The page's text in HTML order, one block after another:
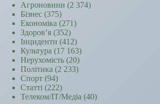
Агроновини (2 374)
Бізнес (375)
Економіка (271)
Здоров’я (352)
Інциденти (412)
Культура (17 163)
Нерухомість (20)
Політика (2 233)
Спорт (94)
Статті (222)
Телеком/ІТ/Медіа (40)